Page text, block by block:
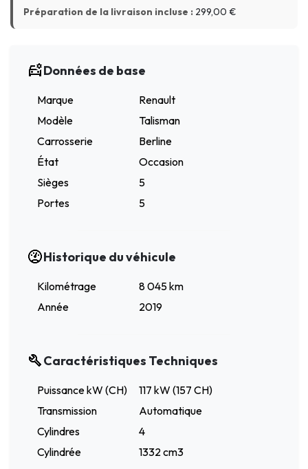
Préparation de la livraison incluse : 299,00 €
Données de base
Marque
Renault
Modèle
Talisman
Carrosserie
Berline
État
Occasion
Sièges
5
Portes
5
Historique du véhicule
Kilométrage
8 045 km
Année
2019
Caractéristiques Techniques
Puissance kW (CH)
117 kW (157 CH)
Transmission
Automatique
Cylindres
4
Cylindrée
1332 cm3